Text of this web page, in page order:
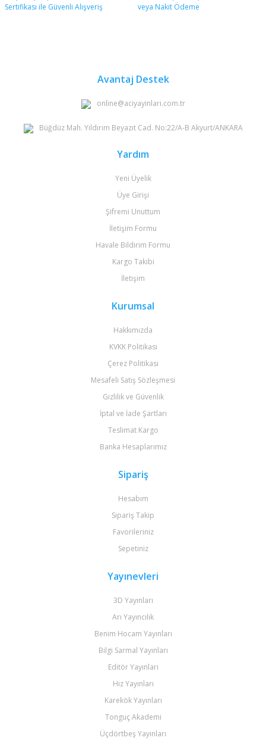
Ürün açıklamasında eksik bilgiler bulunuyor.
Avantaj Destek
online@aciyayinlari.com.tr
Büğdüz Mah. Yıldırım Beyazıt Cad. No:22/A-B Akyurt/ANKARA
Yardım
Yeni Üyelik
Üye Girişi
Şifremi Unuttum
İletişim Formu
Havale Bildirim Formu
Kargo Takibi
İletişim
Kurumsal
Hakkımızda
KVKK Politikası
Çerez Politikası
Mesafeli Satış Sözleşmesi
Gizlilik ve Güvenlik
İptal ve İade Şartları
Teslimat Kargo
Banka Hesaplarımız
Sipariş
Hesabım
Sipariş Takip
Favorileriniz
Sepetiniz
Yayınevleri
3D Yayınları
Arı Yayıncılık
Benim Hocam Yayınları
Bilgi Sarmal Yayınları
Editör Yayınları
Hız Yayınları
Karekök Yayınları
Tonguç Akademi
Üçdörtbeş Yayınları